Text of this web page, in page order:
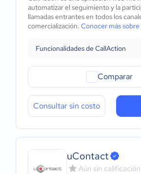
automatizar el seguimiento y la
llamadas entrantes en todos los
comercialización. Conocer más
Funcionalidades de CallAction
Comparar
Consultar sin costo
uContact
Aún sin calificación